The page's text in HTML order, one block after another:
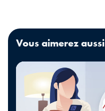
Vous aimerez aussi